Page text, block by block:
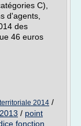
C),
d'agents,
des
46 euros
2014 /
/ point
fonction